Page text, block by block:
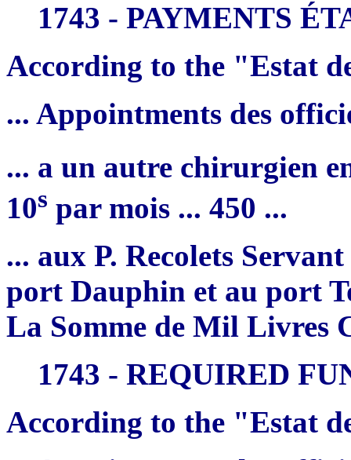
1743 - PAYMENTS
According to the "Estat
... Appointments des
... a un autre chirurgien
10s par mois ... 450 ...
... aux P. Recolets
port Dauphin et au port
La Somme de Mil Livres
1743 - REQUIRED
According to the "Estat